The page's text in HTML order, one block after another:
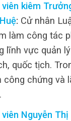
kiêm
: Cử nhân
làm công tác
lĩnh vực quản
quốc tịch.
công chứng và
Nguyễn Thị